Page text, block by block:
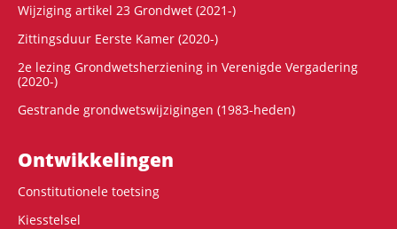
Wijziging artikel 23 Grondwet (2021-)
Zittingsduur Eerste Kamer (2020-)
2e lezing Grondwetsherziening in Verenigde Vergadering
(2020-)
Gestrande grondwetswijzigingen (1983-heden)
Ontwikke­lingen
Constitutionele toetsing
Kiesstelsel